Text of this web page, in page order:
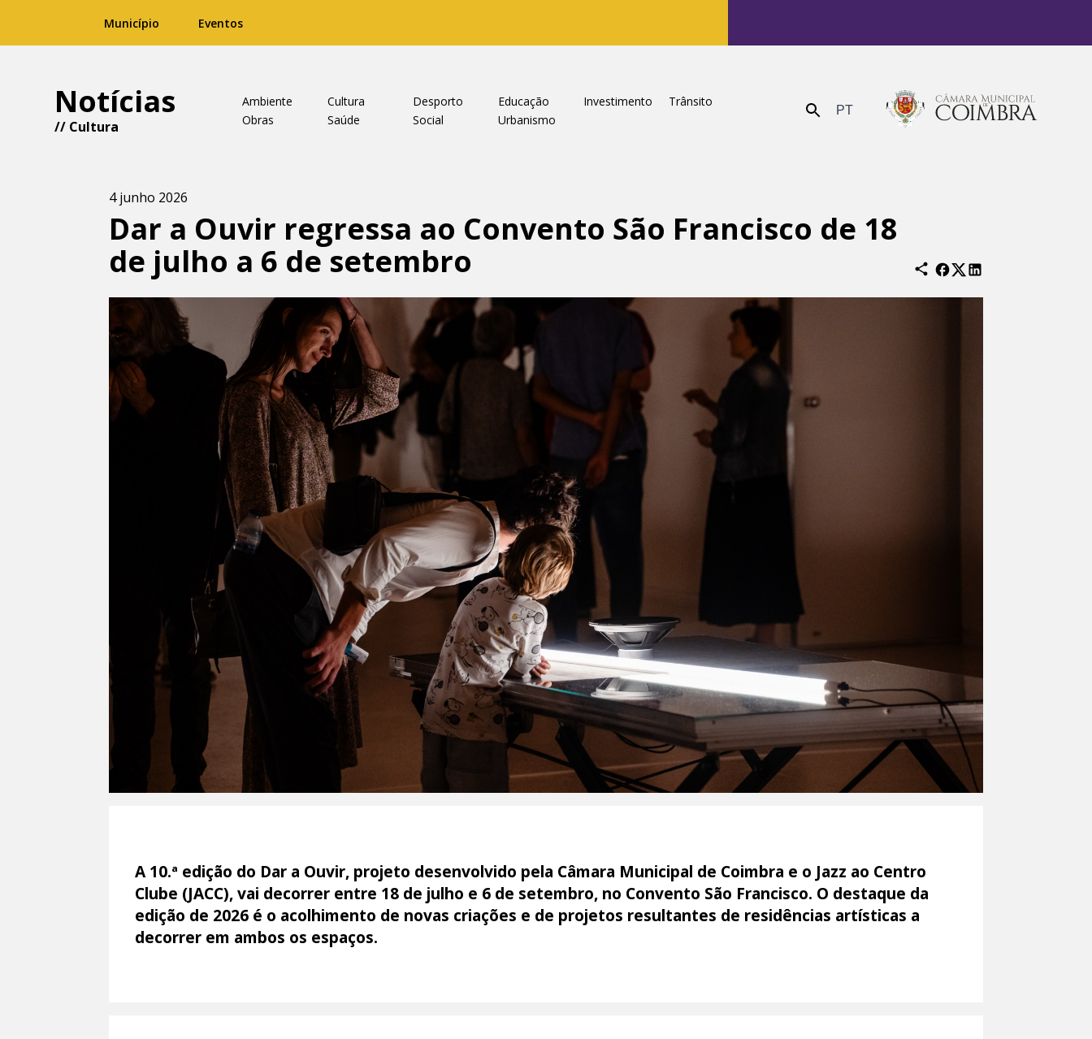
Município Eventos
Notícias
// Cultura
Ambiente Cultura Desporto Educação Investimento
Trânsito
Obras
Saúde Social Urbanismo Enviar PT
4 junho 2026
Dar a Ouvir regressa ao Convento São Francisco de 18
de julho a 6 de setembro
A 10.ª edição do Dar a Ouvir, projeto desenvolvido pela Câmara Municipal de Coimbra e o Jazz ao Centro
Clube (JACC), vai decorrer entre 18 de julho e 6 de setembro, no Convento São Francisco. O destaque da
edição de 2026 é o acolhimento de novas criações e de projetos resultantes de residências artísticas a
decorrer em ambos os espaços.